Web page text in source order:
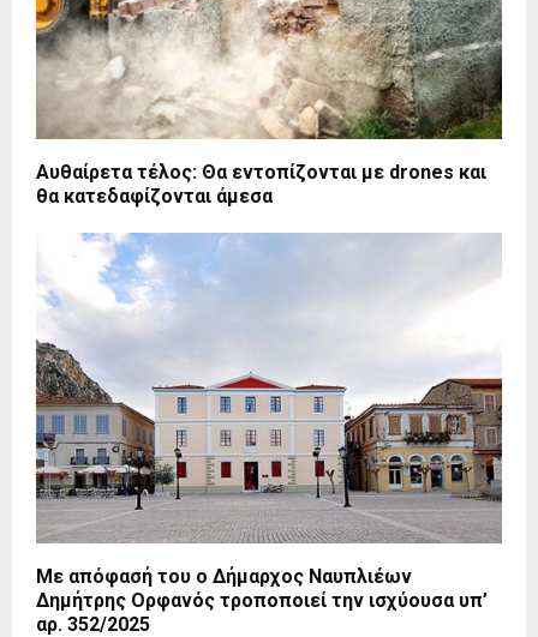
Αυθαίρετα τέλος: Θα εντοπίζονται με drones και
θα κατεδαφίζονται άμεσα
Με απόφασή του ο Δήμαρχος Ναυπλιέων
Δημήτρης Ορφανός τροποποιεί την ισχύουσα υπ’
αρ. 352/2025